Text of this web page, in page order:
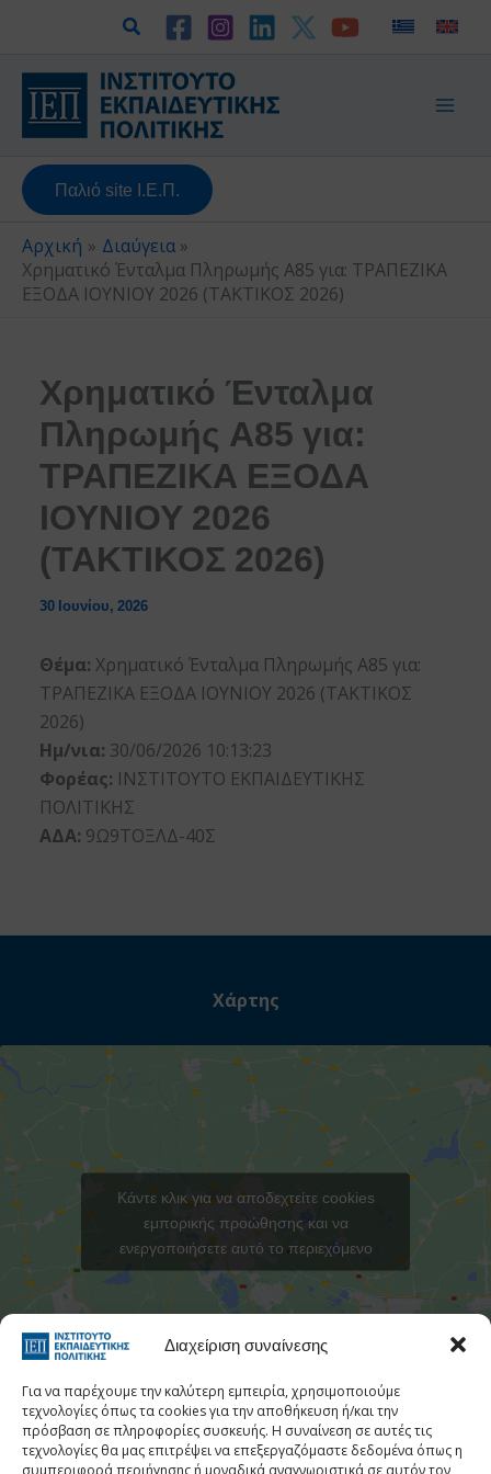
Διαχείριση συναίνεσης
Για να παρέχουμε την καλύτερη εμπειρία, χρησιμοποιούμε
τεχνολογίες όπως τα cookies για την αποθήκευση ή/και την
πρόσβαση σε πληροφορίες συσκευής. Η συναίνεση σε αυτές τις
τεχνολογίες θα μας επιτρέψει να επεξεργαζόμαστε δεδομένα όπως η
συμπεριφορά περιήγησης ή μοναδικά αναγνωριστικά σε αυτόν τον
περιεχόμενο
Αναζήτηση
Παλιό site Ι.Ε.Π.
Αρχική
Διαύγεια
Χρηματικό Ένταλμα Πληρωμής Α85 για: ΤΡΑΠΕΖΙΚΑ
ΕΞΟΔΑ ΙΟΥΝΙΟΥ 2026 (ΤΑΚΤΙΚΟΣ 2026)
Χρηματικό Ένταλμα
Πληρωμής Α85 για:
ΤΡΑΠΕΖΙΚΑ ΕΞΟΔΑ
ΙΟΥΝΙΟΥ 2026
(ΤΑΚΤΙΚΟΣ 2026)
30 Ιουνίου, 2026
Θέμα: Χρηματικό Ένταλμα Πληρωμής Α85 για:
ΤΡΑΠΕΖΙΚΑ ΕΞΟΔΑ ΙΟΥΝΙΟΥ 2026 (ΤΑΚΤΙΚΟΣ
2026)
Ημ/νια: 30/06/2026 10:13:23
Φορέας: ΙΝΣΤΙΤΟΥΤΟ ΕΚΠΑΙΔΕΥΤΙΚΗΣ
ΠΟΛΙΤΙΚΗΣ
ΑΔΑ: 9Ω9ΤΟΞΛΔ-40Σ
Χάρτης
Κάντε κλικ για να αποδεχτείτε cookies
εμπορικής προώθησης και να
ενεργοποιήσετε αυτό το περιεχόμενο
Τηλεφωνικός Κατάλογος